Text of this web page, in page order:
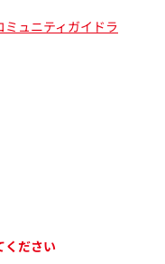
ミュニティガイドラ
ください